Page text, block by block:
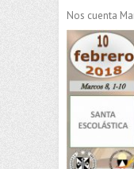
Nos cuenta